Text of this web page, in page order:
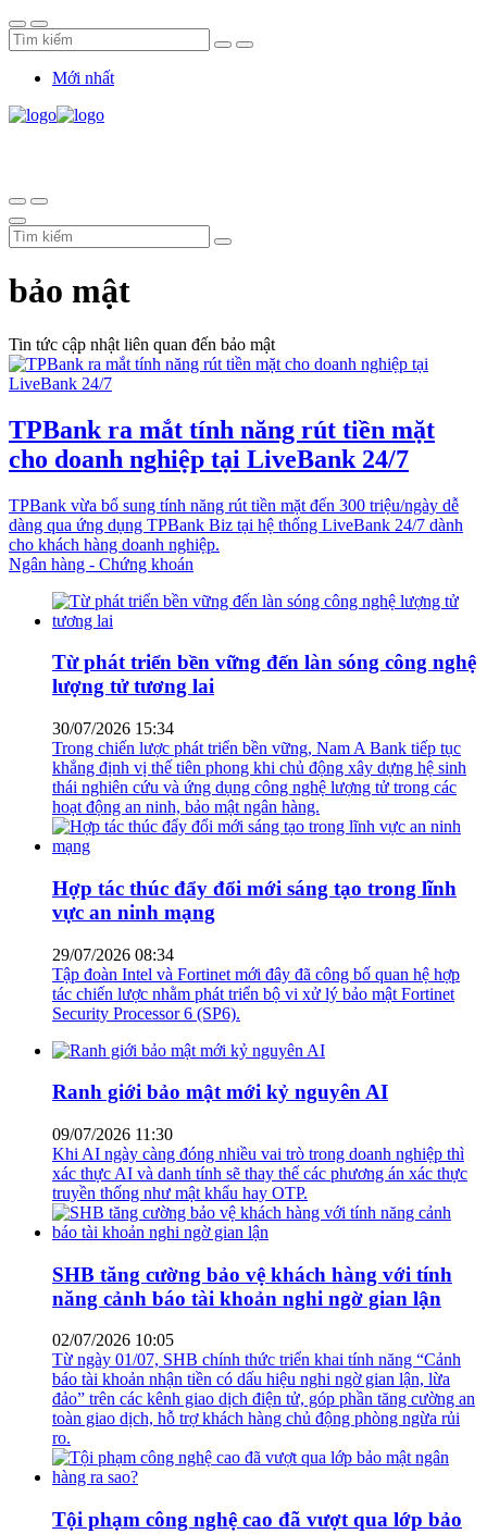
Mới nhất
bảo mật
Tin tức cập nhật liên quan đến bảo mật
TPBank ra mắt tính năng rút tiền mặt
cho doanh nghiệp tại LiveBank 24/7
TPBank vừa bổ sung tính năng rút tiền mặt đến 300 triệu/ngày dễ
dàng qua ứng dụng TPBank Biz tại hệ thống LiveBank 24/7 dành
cho khách hàng doanh nghiệp.
Ngân hàng - Chứng khoán
Từ phát triển bền vững đến làn sóng công nghệ
lượng tử tương lai
30/07/2026 15:34
Trong chiến lược phát triển bền vững, Nam A Bank tiếp tục
khẳng định vị thế tiên phong khi chủ động xây dựng hệ sinh
thái nghiên cứu và ứng dụng công nghệ lượng tử trong các
hoạt động an ninh, bảo mật ngân hàng.
Hợp tác thúc đẩy đổi mới sáng tạo trong lĩnh
vực an ninh mạng
29/07/2026 08:34
Tập đoàn Intel và Fortinet mới đây đã công bố quan hệ hợp
tác chiến lược nhằm phát triển bộ vi xử lý bảo mật Fortinet
Security Processor 6 (SP6).
Ranh giới bảo mật mới kỷ nguyên AI
09/07/2026 11:30
Khi AI ngày càng đóng nhiều vai trò trong doanh nghiệp thì
xác thực AI và danh tính sẽ thay thế các phương án xác thực
truyền thống như mật khẩu hay OTP.
SHB tăng cường bảo vệ khách hàng với tính
năng cảnh báo tài khoản nghi ngờ gian lận
02/07/2026 10:05
Từ ngày 01/07, SHB chính thức triển khai tính năng “Cảnh
báo tài khoản nhận tiền có dấu hiệu nghi ngờ gian lận, lừa
đảo” trên các kênh giao dịch điện tử, góp phần tăng cường an
toàn giao dịch, hỗ trợ khách hàng chủ động phòng ngừa rủi
ro.
Tội phạm công nghệ cao đã vượt qua lớp bảo